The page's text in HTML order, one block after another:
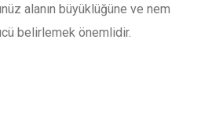
alanın büyüklüğüne ve nem
belirlemek önemlidir.